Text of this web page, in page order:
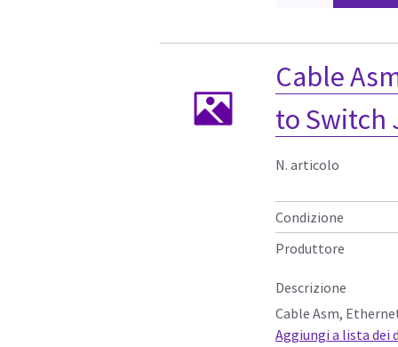
Cable
to Switch
N. articolo
Condizione
Produttore
Descrizione
Cable Asm,
Aggiungi a lista dei